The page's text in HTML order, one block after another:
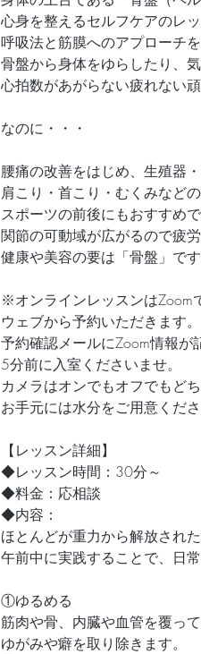
心身を整えるセルフケアのレ
呼吸法と筋膜へのアプローチ
骨盤から身体をゆらしたり、
心拍数があがらない疲れない頑
なのに・・・
腰痛の改善をはじめ、生殖器
肩こり・首こり・むくみなど
スポーツの前後にもおすすめで
関節の可動域が広がるので疲
健康や美容の要は「骨盤」です
※オンラインレッスンはZoom
ウェブから予約いただきます。
予約確認メールにZoom情報が
5分前に入室くださいませ。
カメラはオンでもオフでもどち
お手元には水分をご用意くださ
【レッスン詳細】
◆レッスン時間：30分～
◆料金：応相談
◆内容：
ほとんどが重力から解放され
午前中に実践することで、日
①ゆるめる
筋肉や骨、内臓や血管を覆っ
ゆがみや癖を取り除きます。